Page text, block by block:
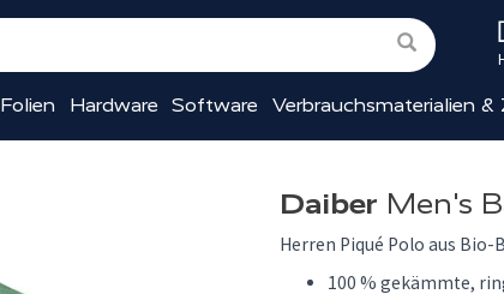
Folien Hardware Software Verbrauchsmaterialien &
Daiber Men's
Herren Piqué Polo aus Bio-
100 % gekämmte,